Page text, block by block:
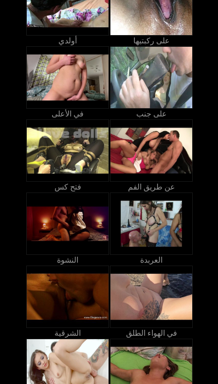
أولدي على ركبتيها
في الأعلى على جنب
فتح كس عن طريق الفم
النشوة العربدة
الشرقية في الهواء الطلق